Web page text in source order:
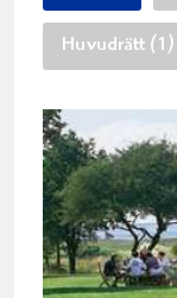
Huvudrätt (1)